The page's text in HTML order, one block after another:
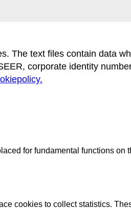
The text files contain data
corporate identity
for fundamental functions
cookies to collect statistics.